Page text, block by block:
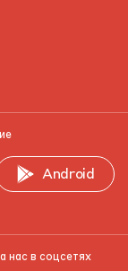
Android
нас в соцсетях